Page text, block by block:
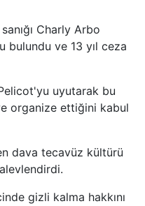
Charly Arbo
bulundu ve 13 yıl ceza
uyutarak bu
organize ettiğini kabul
dava tecavüz kültürü
gizli kalma hakkını